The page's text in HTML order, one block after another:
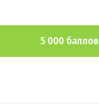
5 000 баллов